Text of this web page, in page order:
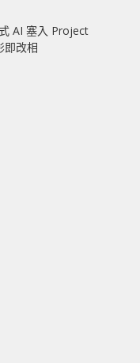
AI 塞入 Project
改相